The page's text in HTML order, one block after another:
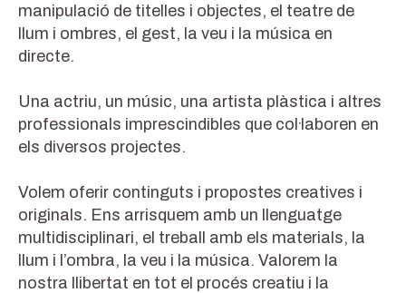
manipulació de titelles i objectes, el teatre de
llum i ombres, el gest, la veu i la música en
directe.
Una actriu, un músic, una artista plàstica i altres
professionals imprescindibles que col·laboren en
els diversos projectes.
Volem oferir continguts i propostes creatives i
originals. Ens arrisquem amb un llenguatge
multidisciplinari, el treball amb els materials, la
llum i l’ombra, la veu i la música. Valorem la
nostra llibertat en tot el procés creatiu i la